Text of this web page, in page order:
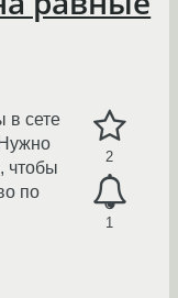
2
1
в сете
чтобы
по